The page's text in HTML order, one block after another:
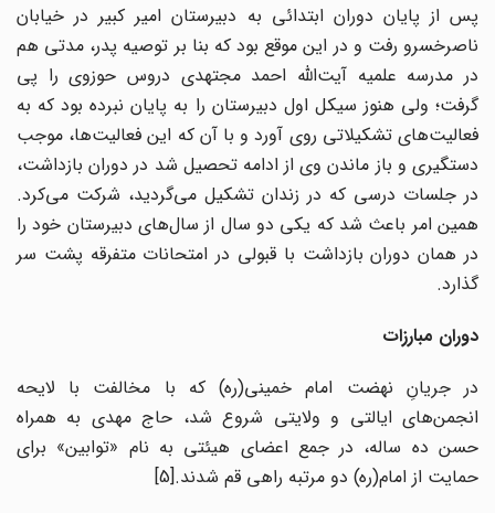
پس از پایان دوران ابتدائی به دبیرستان امیر کبیر در خیابان
ناصرخسرو رفت و در این موقع بود که بنا بر توصیه پدر، مدتی هم
در مدرسه علمیه آیت‌الله احمد مجتهدی دروس حوزوی را پی
گرفت؛ ولی هنوز سیکل اول دبیرستان را به پایان نبرده بود که به
فعالیت‌های تشکیلاتی روی آورد و با آن که این فعالیت‌ها، موجب
دستگیری و باز ماندن وی از ادامه تحصیل شد در دوران بازداشت،
در جلسات درسی که در زندان تشکیل می‌گردید، شرکت می‌کرد.
همین امر باعث شد که یکی دو سال از سال‌های دبیرستان خود را
در همان دوران بازداشت با قبولی در امتحانات متفرقه پشت سر
گذارد.
دوران مبارزات
در جریانِ نهضت امام خمینی(ره) که با مخالفت با لایحه
انجمن‌های ایالتی و ولایتی شروع شد، حاج مهدی به همراه
حسن ده‌ ساله، در جمع اعضای هیئتی به نام «توابین» برای
حمایت از امام(ره) دو مرتبه راهی قم شدند.[5]